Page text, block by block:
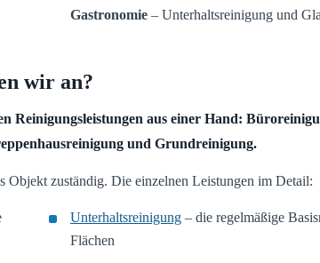
Gastronomie – Unterhaltsreinigung und
wir an?
Reinigungsleistungen aus einer Hand:
und Grundreinigung.
Objekt zuständig. Die einzelnen Leistungen im Detail:
Unterhaltsreinigung – die regelmäßige
Flächen